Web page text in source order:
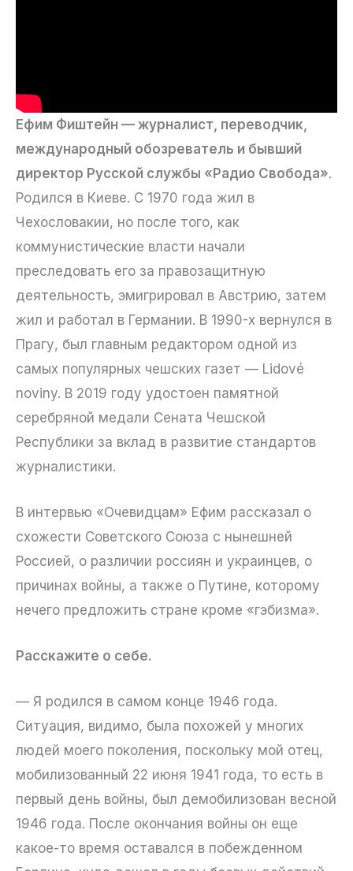
Ефим Фиштейн — журналист, переводчик,
международный обозреватель и бывший
директор Русской службы «Радио Свобода».
Родился в Киеве. С 1970 года жил в
Чехословакии, но после того, как
коммунистические власти начали
преследовать его за правозащитную
деятельность, эмигрировал в Австрию, затем
жил и работал в Германии. В 1990-х вернулся в
Прагу, был главным редактором одной из
самых популярных чешских газет — Lidové
noviny. В 2019 году удостоен памятной
серебряной медали Сената Чешской
Республики за вклад в развитие стандартов
журналистики.
В интервью «Очевидцам» Ефим рассказал о
схожести Советского Союза с нынешней
Россией, о различии россиян и украинцев, о
причинах войны, а также о Путине, которому
нечего предложить стране кроме «гэбизма».
Расскажите о себе.
— Я родился в самом конце 1946 года.
Ситуация, видимо, была похожей у многих
людей моего поколения, поскольку мой отец,
мобилизованный 22 июня 1941 года, то есть в
первый день войны, был демобилизован весной
1946 года. После окончания войны он еще
какое-то время оставался в побежденном